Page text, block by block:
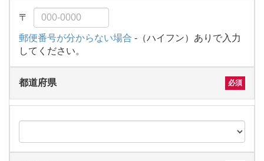
郵便番号が分からない場合 -（ハイフン）ありで入力
してください。
都道府県